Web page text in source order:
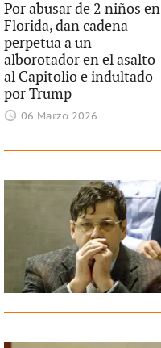
Por abusar de 2 niños en
Florida, dan cadena
perpetua a un
alborotador en el asalto
al Capitolio e indultado
por Trump
06 Marzo 2026